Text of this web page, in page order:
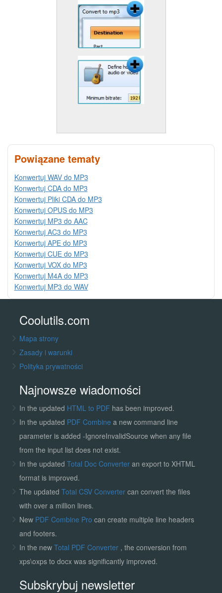
Powiązane tematy
Konwertuj WAV do MP3
Konwertuj CDA do MP3
Konwertuj Pliki CDA do MP3
Konwertuj OPUS do MP3
Konwertuj MP3 do AAC
Konwertuj AC3 do MP3
Konwertuj APE do MP3
Konwertuj CUE do MP3
Konwertuj VOX do MP3
Konwertuj M4A do MP3
Konwertuj MP3 do WAV
Coolutils.com
Mapa strony
Zasady i warunki
Polityka prywatności
Najnowsze wiadomości
In the updated HTML to PDF has been improved.
In the updated PDF Combine a new command line
parameter is added -IgnoreInvalidSource when any file
from the input list does not exist.
In the updated Total Doc Converter an export to XHTML
format is improved.
The updated Total CSV Convertercan convert the files
with over a million lines.
New PDF Combine Pro can create multiple line headers
and footers.
In the new Total PDF Converter , the conversion from
xps\oxps to docx was significantly improved.
Subskrybuj newsletter